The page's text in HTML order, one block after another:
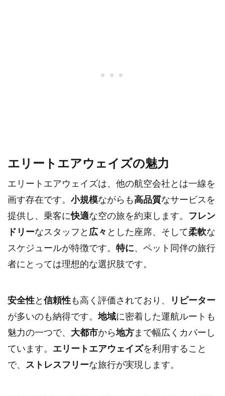
エリートエアウェイズの魅力
エリートエアウェイズは、他の航空会社とは一線を
画す存在です。 小規模ながらも高品質なサービスを
提供し、乗客に快適な空の旅を約束します。 フレン
ドリーなスタッフと 広々 とした座席、そして柔軟な
スケジュールが特徴です。 特に、ペット同伴の旅行
者にとっては理想的な選択肢です。
安全性と信頼性も高く評価されており、
リピーター
が多いのも納得です。地域に密着した運航ルートも
魅力の一つで、 大都市から地方まで幅広くカバーし
ています。 エリートエアウェイズを利用すること
で、 ストレスフリーな旅行が実現します。